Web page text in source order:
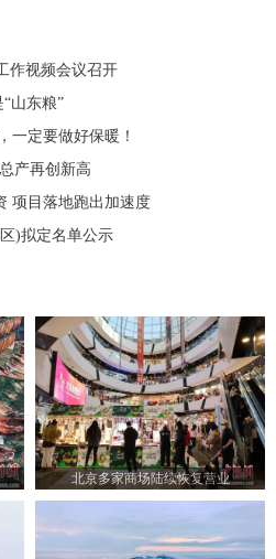
作视频会议召开
山东粮”
一定要做好保暖！
产再创新高
项目落地跑出加速度
)拟定名单公示
北京多家商场陆续恢复营业